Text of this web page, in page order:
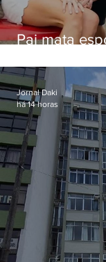
Pai mata
Jornal Daki
há 14 horas